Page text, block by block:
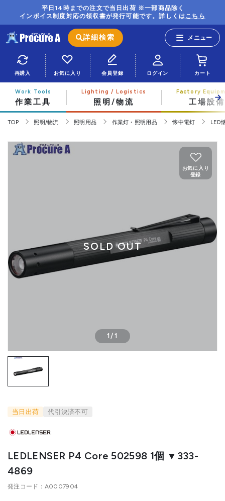
平日14時までの注文で当日出荷 ※一部商品除く
インボイス制度対応の領収書が発行可能です。詳しくはこちら
詳細検索
再購入 お気に入り 会員登録 ログイン カート
作業工具 照明/物流 工場設備
TOP 照明/物流 照明用品 作業灯・照明用品 懐中電灯 LED
SOLD OUT
1/ 1
お気に入り
登録
当日出荷 代引決済不可
LEDLENSER P4 Core 502598 1個 ▼333-
4869
発注コード A0007904